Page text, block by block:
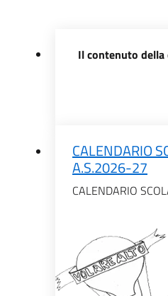
Il contenuto
CALENDARIO
A.S.2026-27
CALENDARIO